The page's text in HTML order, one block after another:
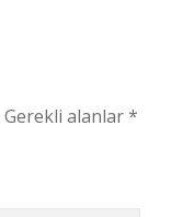
Gerekli alanlar*